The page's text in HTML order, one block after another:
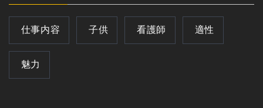
仕事内容 子供 看護師 適性
魅力